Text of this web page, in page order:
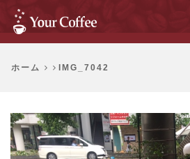
ホーム IMG_7042